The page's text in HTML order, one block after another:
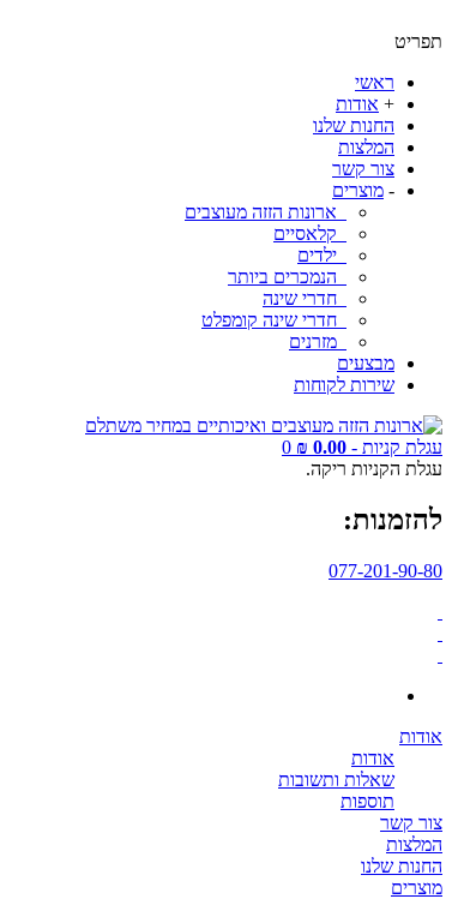
תפריט
ראשי
+ אודות
החנות שלנו
המלצות
צור קשר
- מוצרים
ארונות הזזה מעוצבים
קלאסיים
ילדים
הנמכרים ביותר
חדרי שינה
חדרי שינה קומפלט
מזרנים
מבצעים
שירות לקוחות
עגלת קניות - 0.00 ₪
0
עגלת הקניות ריקה.
להזמנות:
077-201-90-80
אודות
אודות
שאלות ותשובות
תוספות
צור קשר
המלצות
החנות שלנו
מוצרים